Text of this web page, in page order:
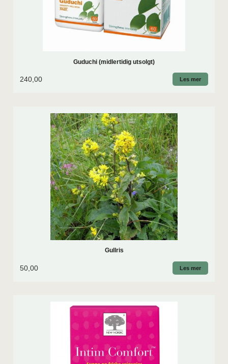
Guduchi (midlertidig utsolgt)
240,00 Les mer
Gullris
50,00 Les mer